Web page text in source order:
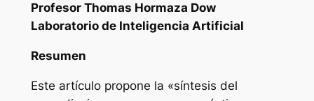
Profesor Thomas Hormaza Dow
Laboratorio de Inteligencia Artificial
Resumen
Este artículo propone la «síntesis del